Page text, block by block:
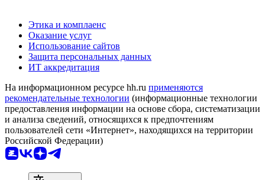
Этика и комплаенс
Оказание услуг
Использование сайтов
Защита персональных данных
ИТ аккредитация
На информационном ресурсе hh.ru применяются
рекомендательные технологии (информационные технологии
предоставления информации на основе сбора, систематизации
и анализа сведений, относящихся к предпочтениям
пользователей сети «Интернет», находящихся на территории
Российской Федерации)